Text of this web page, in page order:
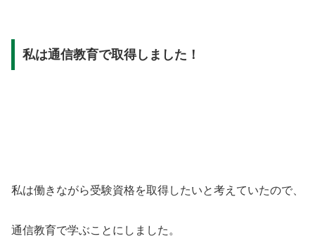
私は通信教育で取得しました！
私は働きながら受験資格を取得したいと考えていたので、
通信教育で学ぶことにしました。